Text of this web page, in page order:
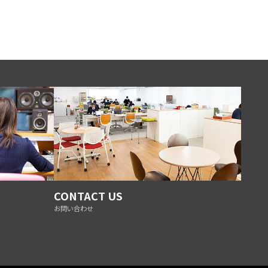
CONTACT US
お問い合わせ